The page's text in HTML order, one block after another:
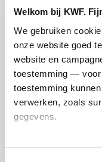
Welkom bij KWF.
We gebruiken
onze website goed
website en
toestemming — voor
toestemming
verwerken, zoals
gegevens.
Doneer